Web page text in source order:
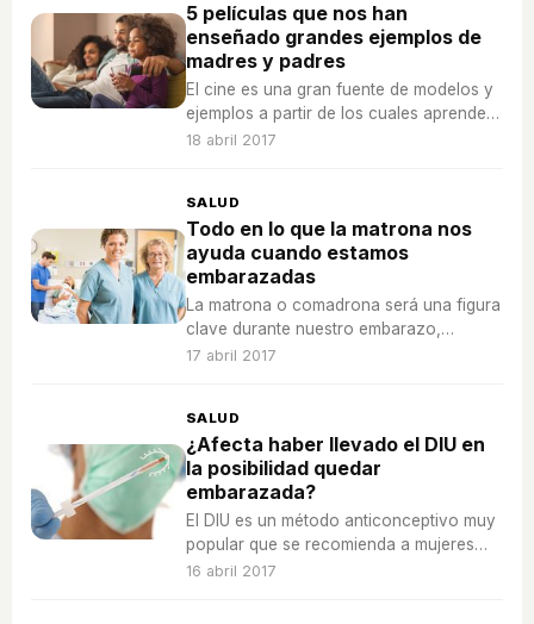
5 películas que nos han
enseñado grandes ejemplos de
madres y padres
El cine es una gran fuente de modelos y
ejemplos a partir de los cuales aprender,
como estos padres y madres de cine.
18 abril 2017
SALUD
Todo en lo que la matrona nos
ayuda cuando estamos
embarazadas
La matrona o comadrona será una figura
clave durante nuestro embarazo,
también en el parto y el postparto, nos
17 abril 2017
SALUD
¿Afecta haber llevado el DIU en
la posibilidad quedar
embarazada?
El DIU es un método anticonceptivo muy
popular que se recomienda a mujeres
que ya han tenido hijos, pero ¿dificulta
16 abril 2017